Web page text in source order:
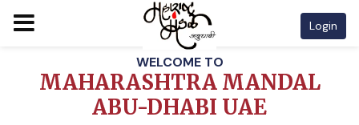
content
WELCOME TO
MAHARASHTRA MANDAL
ABU-DHABI UAE
Login